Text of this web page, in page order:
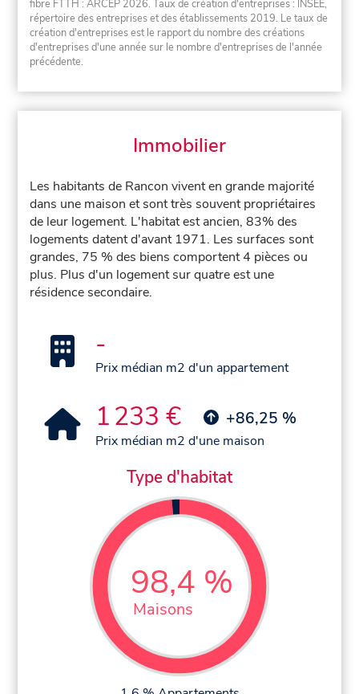
fibre FTTH : ARCEP 2026. Taux de création d'entreprises : INSEE,
répertoire des entreprises et des établissements 2019. Le taux de
création d'entreprises est le rapport du nombre des créations
d'entreprises d'une année sur le nombre d'entreprises de l'année
précédente.
Immobilier
Les habitants de Rancon vivent en grande majorité
dans une maison et sont très souvent propriétaires
de leur logement. L'habitat est ancien, 83% des
logements datent d'avant 1971. Les surfaces sont
grandes, 75 % des biens comportent 4 pièces ou
plus. Plus d'un logement sur quatre est une
résidence secondaire.
-
Prix médian m2 d'un appartement
1 233 € +86,25 %
Prix médian m2 d'une maison
Type d'habitat
98,4 %
Maisons